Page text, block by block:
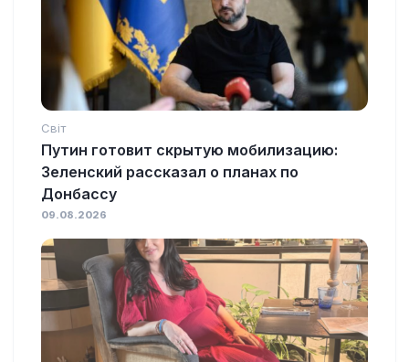
Світ
Путин готовит скрытую мобилизацию:
Зеленский рассказал о планах по
Донбассу
09.08.2026